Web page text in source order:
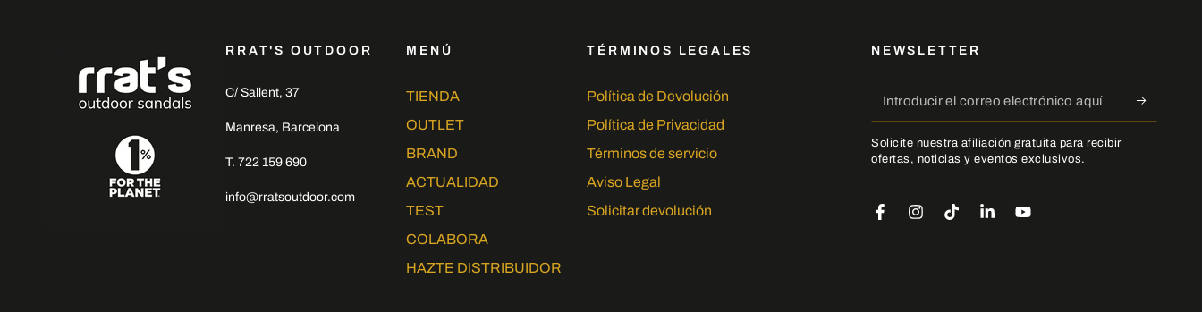
RRAT'S OUTDOOR
C/ Sallent, 37
Manresa, Barcelona
T. 722 159 690
info@rratsoutdoor.com
MENÚ
TIENDA
OUTLET
BRAND
ACTUALIDAD
TEST
COLABORA
HAZTE DISTRIBUIDOR
TÉRMINOS LEGALES
Política de Devolución
Política de Privacidad
Términos de servicio
Aviso Legal
Solicitar devolución
NEWSLETTER
Introducir
el
correo
aquí
Solicite nuestra afiliación gratuita para recibir
ofertas, noticias y eventos exclusivos.
FacebookInstagramTikTokLinkedInYouTube